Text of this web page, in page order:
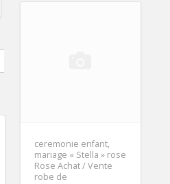
ceremonie enfant,
mariage « Stella » rose
Rose Achat / Vente
robe de